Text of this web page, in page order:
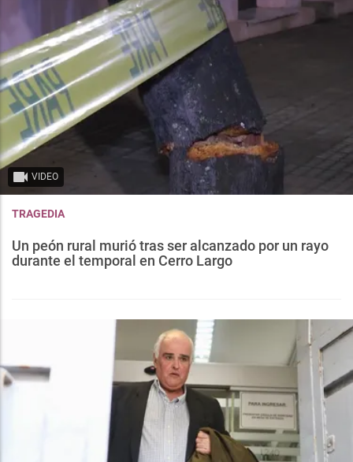
VIDEO
TRAGEDIA
Un peón rural murió tras ser alcanzado por un rayo
durante el temporal en Cerro Largo